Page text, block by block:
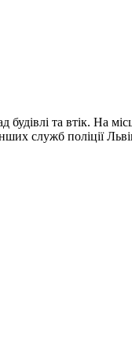
та втік. На
служб поліції